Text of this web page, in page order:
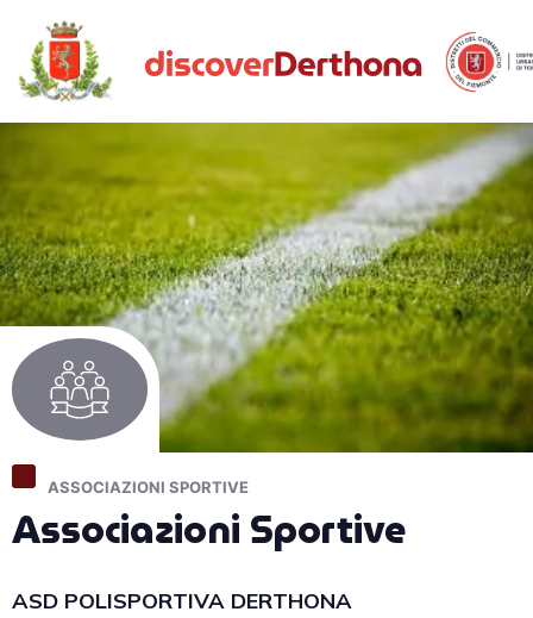
ASSOCIAZIONI SPORTIVE
Associazioni Sportive
ASD POLISPORTIVA DERTHONA